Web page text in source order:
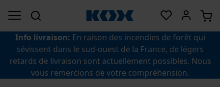
Info livraison: En raison des incendies de forêt qui
sévissent dans le sud-ouest de la France, de légers
retards de livraison sont actuellement possibles. Nous
vous remercions de votre compréhension.